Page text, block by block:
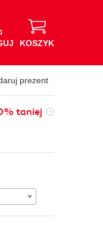
KOSZYK
prezent
taniej